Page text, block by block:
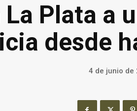
Plata a
desde
4 de junio de